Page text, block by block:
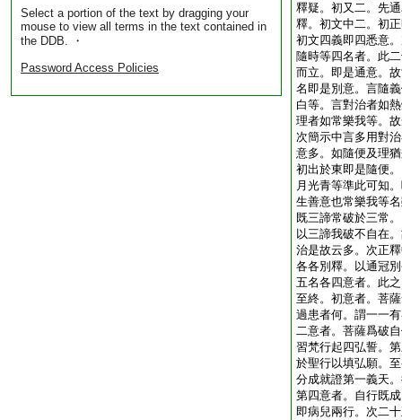
Select a portion of the text by dragging your
mouse to view all terms in the text contained in
the DDB. ・
Password Access Policies
釋疑。初又二。先
釋。初文中二。初
初文四義即四悉意
隨時等四名者。此
而立。即是通意。
名即是別意。言隨
白等。言對治者如
理者如常樂我等。
次簡示中言多用對
意多。如隨便及理
初出於東即是隨便
月光青等準此可知
生善意也常樂我等
既三諦常破於三常
以三諦我破不自在
治是故云多。次正
各各別釋。以通冠
五名各四意者。此
至終。初意者。菩
過患者何。謂一一
二意者。菩薩爲破
習梵行起四弘誓。
於聖行以填弘願。
分成就證第一義天
第四意者。自行既
即病兒兩行。次二